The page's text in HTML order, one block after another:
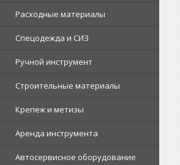
Расходные материалы
Спецодежда и СИЗ
Ручной инструмент
Строительные материалы
Крепеж и метизы
Аренда инструмента
Автосервисное оборудование